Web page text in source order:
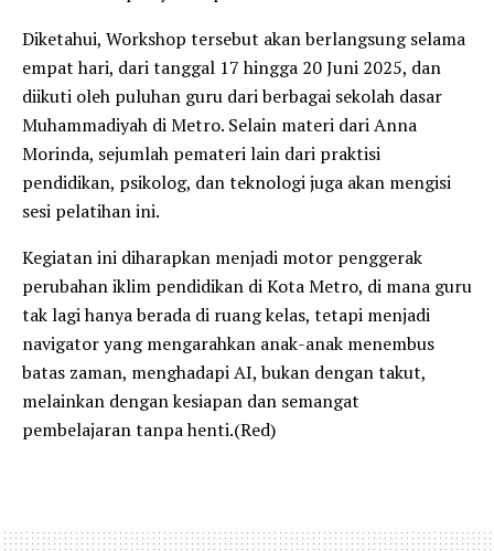
Diketahui, Workshop tersebut akan berlangsung selama
empat hari, dari tanggal 17 hingga 20 Juni 2025, dan
diikuti oleh puluhan guru dari berbagai sekolah dasar
Muhammadiyah di Metro. Selain materi dari Anna
Morinda, sejumlah pemateri lain dari praktisi
pendidikan, psikolog, dan teknologi juga akan mengisi
sesi pelatihan ini.
Kegiatan ini diharapkan menjadi motor penggerak
perubahan iklim pendidikan di Kota Metro, di mana guru
tak lagi hanya berada di ruang kelas, tetapi menjadi
navigator yang mengarahkan anak-anak menembus
batas zaman, menghadapi AI, bukan dengan takut,
melainkan dengan kesiapan dan semangat
pembelajaran tanpa henti.(Red)